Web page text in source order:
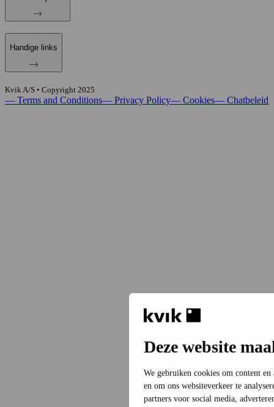
Deze website
We gebruiken cookies om content
en om ons websiteverkeer te
partners voor social media,
Handige links
Kvik A/S • Copyright 2025
— Terms and Conditions— Privacy Policy— Cookies— Chatbeleid